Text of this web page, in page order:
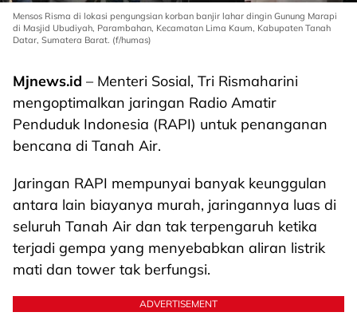
Mensos Risma di lokasi pengungsian korban banjir lahar dingin Gunung Marapi
di Masjid Ubudiyah, Parambahan, Kecamatan Lima Kaum, Kabupaten Tanah
Datar, Sumatera Barat. (f/humas)
Mjnews.id – Menteri Sosial, Tri Rismaharini
mengoptimalkan jaringan Radio Amatir
Penduduk Indonesia (RAPI) untuk penanganan
bencana di Tanah Air.
Jaringan RAPI mempunyai banyak keunggulan
antara lain biayanya murah, jaringannya luas di
seluruh Tanah Air dan tak terpengaruh ketika
terjadi gempa yang menyebabkan aliran listrik
mati dan tower tak berfungsi.
ADVERTISEMENT